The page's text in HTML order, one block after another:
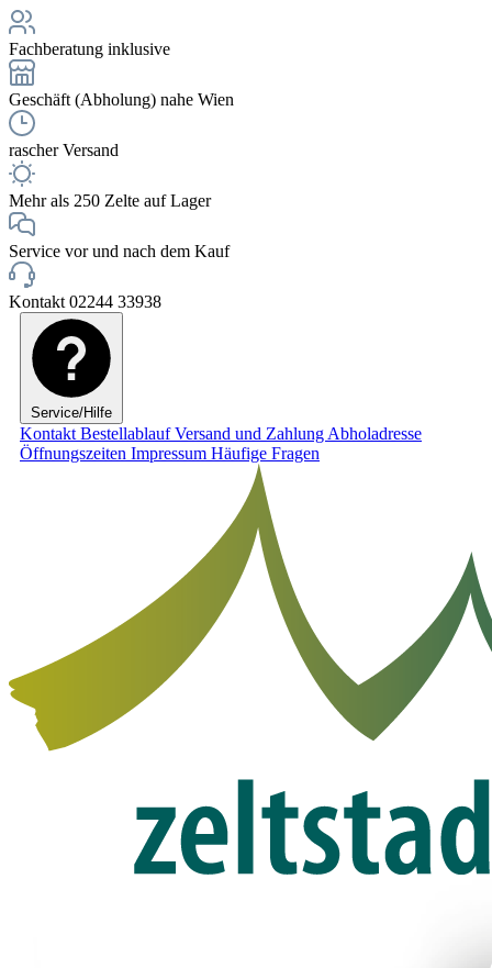
Fachberatung inklusive
Geschäft (Abholung) nahe Wien
rascher Versand
Mehr als 250 Zelte auf Lager
Service vor und nach dem Kauf
Kontakt 02244 33938
Service/Hilfe
Kontakt BestellablaufVersand und Zahlung Abholadresse
Öffnungszeiten Impressum Häufige Fragen